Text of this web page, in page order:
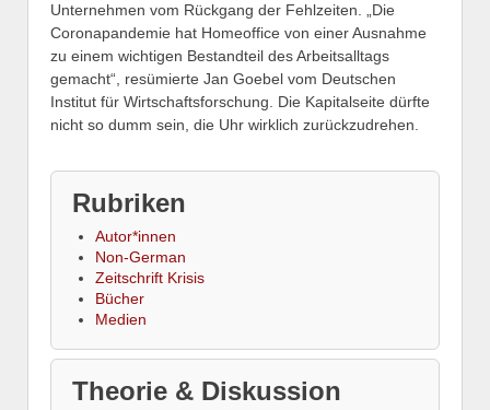
Unternehmen vom Rückgang der Fehlzeiten. „Die
Coronapandemie hat Homeoffice von einer Ausnahme
zu einem wichtigen Bestandteil des Arbeitsalltags
gemacht“, resümierte Jan Goebel vom Deutschen
Institut für Wirtschaftsforschung. Die Kapitalseite dürfte
nicht so dumm sein, die Uhr wirklich zurückzudrehen.
Rubriken
Autor*innen
Non-German
Zeitschrift Krisis
Bücher
Medien
Theorie & Diskussion